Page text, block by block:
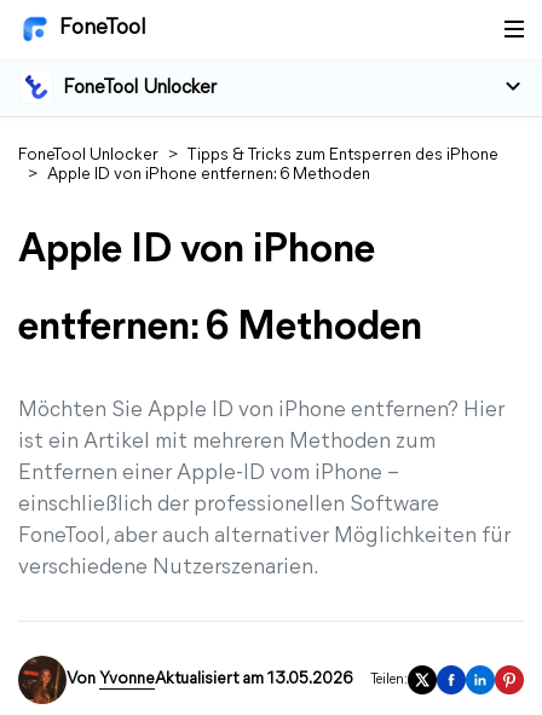
FoneTool
FoneTool Unlocker
FoneTool Unlocker >
Tipps & Tricks zum Entsperren des iPhone
> Apple ID von iPhone entfernen: 6 Methoden
Apple ID von iPhone
entfernen: 6 Methoden
Möchten Sie Apple ID von iPhone entfernen? Hier
ist ein Artikel mit mehreren Methoden zum
Entfernen einer Apple-ID vom iPhone –
einschließlich der professionellen Software
FoneTool, aber auch alternativer Möglichkeiten für
verschiedene Nutzerszenarien.
Von YvonneAktualisiert am 13.05.2026 Teilen: